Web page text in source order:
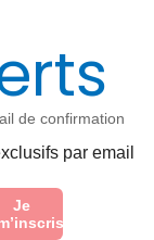
de confirmation
par email
Je